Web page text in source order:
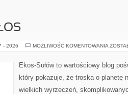
- 2026 MOŻLIWOŚĆ KOMENTOWANIA
Ekos-Sułów to wartościowy blog
który pokazuje, że troska o planetę
wielkich wyrzeczeń,